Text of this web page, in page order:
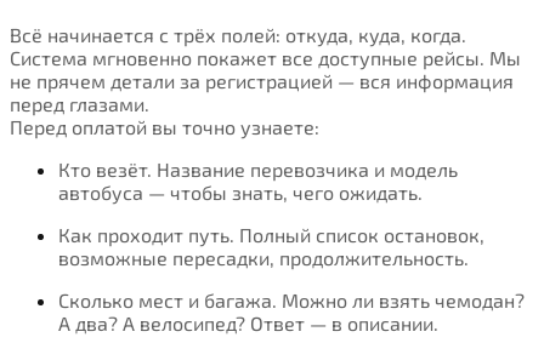
Всё начинается с трёх полей: откуда, куда, когда.
Система мгновенно покажет все доступные рейсы. Мы
не прячем детали за регистрацией — вся информация
перед глазами.
Перед оплатой вы точно узнаете:
Кто везёт. Название перевозчика и модель
автобуса — чтобы знать, чего ожидать.
Как проходит путь. Полный список остановок,
возможные пересадки, продолжительность.
Сколько мест и багажа. Можно ли взять чемодан?
А два? А велосипед? Ответ — в описании.